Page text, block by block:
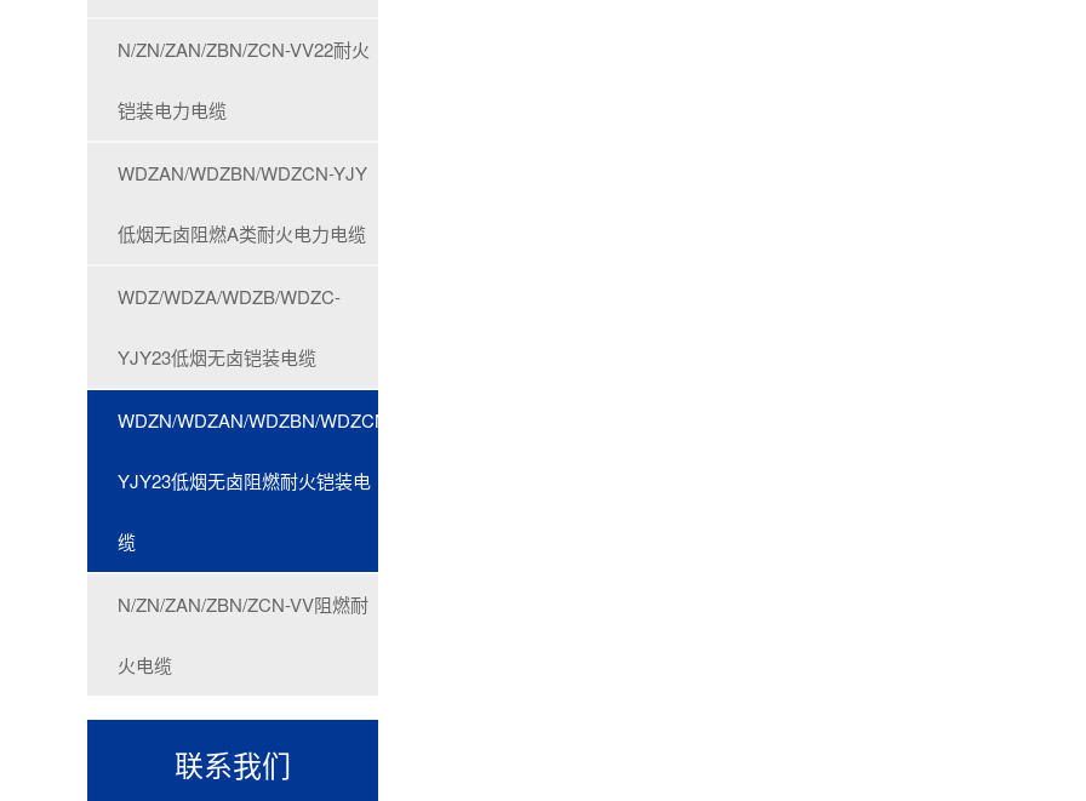
N/ZN/ZAN/ZBN/ZCN-VV22耐火
铠装电力电缆
WDZAN/WDZBN/WDZCN-YJY
低烟无卤阻燃A类耐火电力电缆
WDZ/WDZA/WDZB/WDZC-
YJY23低烟无卤铠装电缆
WDZN/WDZAN/WDZBN/WDZCN-
YJY23低烟无卤阻燃耐火铠装电
缆
N/ZN/ZAN/ZBN/ZCN-VV阻燃耐
火电缆
联系我们